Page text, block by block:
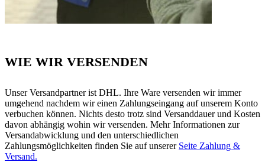
WIE WIR VERSENDEN
Unser Versandpartner ist DHL. Ihre Ware versenden wir immer
umgehend nachdem wir einen Zahlungseingang auf unserem Konto
verbuchen können. Nichts desto trotz sind Versanddauer und Kosten
davon abhängig wohin wir versenden. Mehr Informationen zur
Versandabwicklung und den unterschiedlichen
Zahlungsmöglichkeiten finden Sie auf unserer Seite Zahlung &
Versand.